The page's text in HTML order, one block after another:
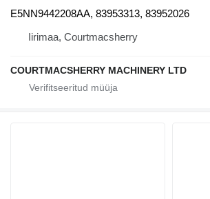
E5NN9442208AA, 83953313, 83952026
Iirimaa, Courtmacsherry
COURTMACSHERRY MACHINERY LTD